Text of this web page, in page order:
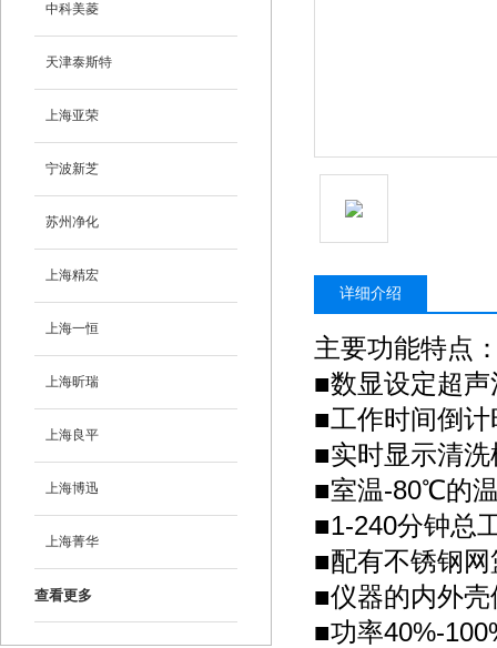
中科美菱
天津泰斯特
上海亚荣
宁波新芝
苏州净化
上海精宏
上海一恒
上海昕瑞
上海良平
上海博迅
上海菁华
查看更多
详细介绍
主要功能特点
■数显设定超
■工作时间倒
■实时显示清
■室温-80℃的
■1-240分钟总
■配有不锈钢
■仪器的内外
■功率40%-